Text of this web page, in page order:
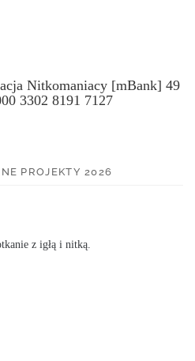
Nitkomaniacy [mBank] 49
3302 8191 7127
PROJEKTY 2026
z igłą i nitką.